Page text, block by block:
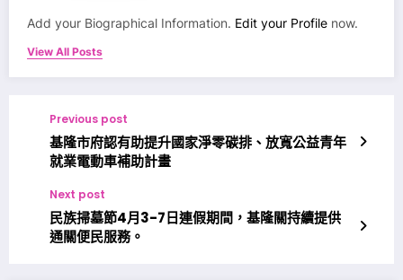
Add your Biographical Information. Edit your Profile now.
View All Posts
Previous post
基隆市府認有助提升國家淨零碳排、放寬公益青年
就業電動車補助計畫
Next post
民族掃墓節4月3-7日連假期間，基隆關持續提供
通關便民服務。